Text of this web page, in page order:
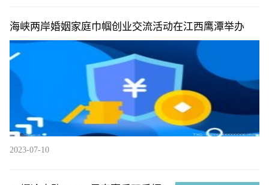
海峡两岸婚姻家庭巾帼创业交流活动在江西鹰潭举办
2023-07-10